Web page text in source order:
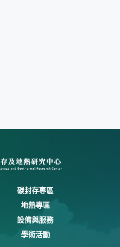
碳封存專區
地熱專區
設備與服務
學術活動